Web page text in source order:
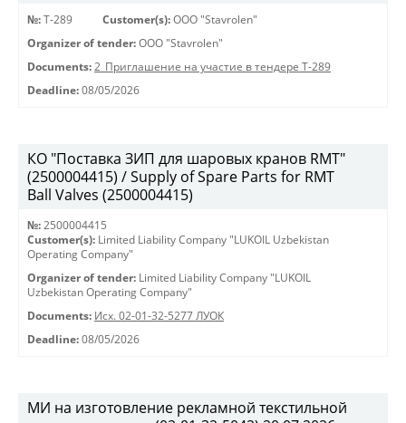
№: Т-289 Customer(s): OOO "Stavrolen"
Organizer of tender: OOO "Stavrolen"
Documents: 2_Приглашение на участие в тендере Т-289
Deadline: 08/05/2026
КО "Поставка ЗИП для шаровых кранов RMT"
(2500004415) / Supply of Spare Parts for RMT
Ball Valves (2500004415)
№: 2500004415
Customer(s): Limited Liability Company "LUKOIL Uzbekistan
Operating Company"
Organizer of tender: Limited Liability Company "LUKOIL
Uzbekistan Operating Company"
Documents: Исх. 02-01-32-5277 ЛУОК
Deadline: 08/05/2026
МИ на изготовление рекламной текстильной